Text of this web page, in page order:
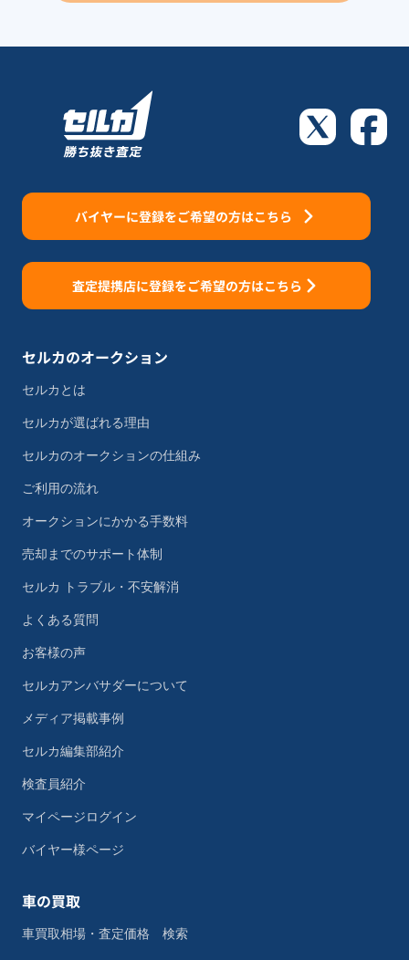
バイヤーに登録をご希望の方はこちら
査定提携店に登録をご希望の方はこちら
セルカのオークション
セルカとは
セルカが選ばれる理由
セルカのオークションの仕組み
ご利用の流れ
オークションにかかる手数料
売却までのサポート体制
セルカ トラブル・不安解消
よくある質問
お客様の声
セルカアンバサダーについて
メディア掲載事例
セルカ編集部紹介
検査員紹介
マイページログイン
バイヤー様ページ
車の買取
車買取相場・査定価格 検索